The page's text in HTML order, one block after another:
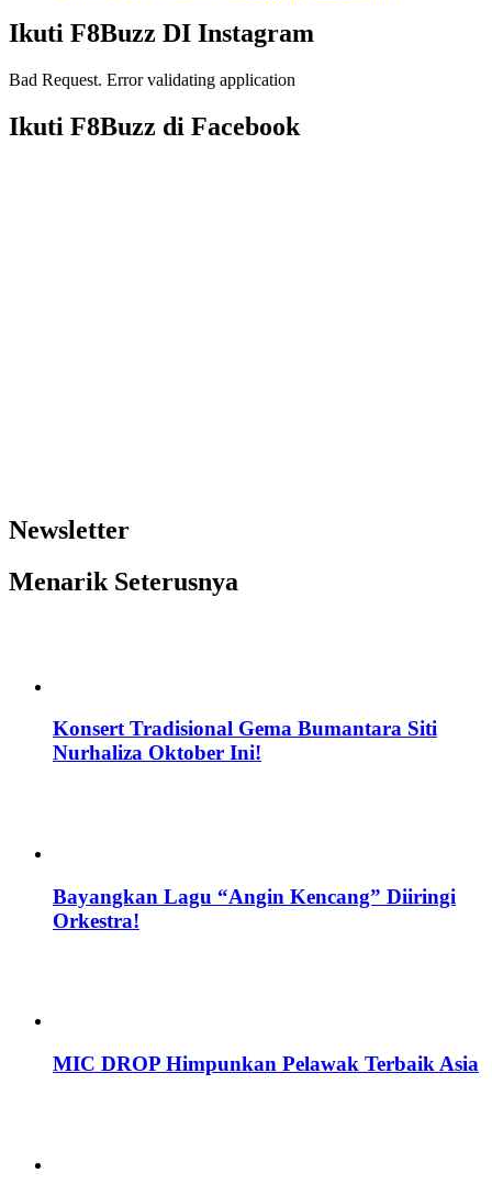
Ikuti F8Buzz DI Instagram
Bad Request. Error validating application
Ikuti F8Buzz di Facebook
Newsletter
Menarik Seterusnya
Konsert Tradisional Gema Bumantara Siti
Nurhaliza Oktober Ini!
Bayangkan Lagu “Angin Kencang” Diiringi
Orkestra!
MIC DROP Himpunkan Pelawak Terbaik Asia